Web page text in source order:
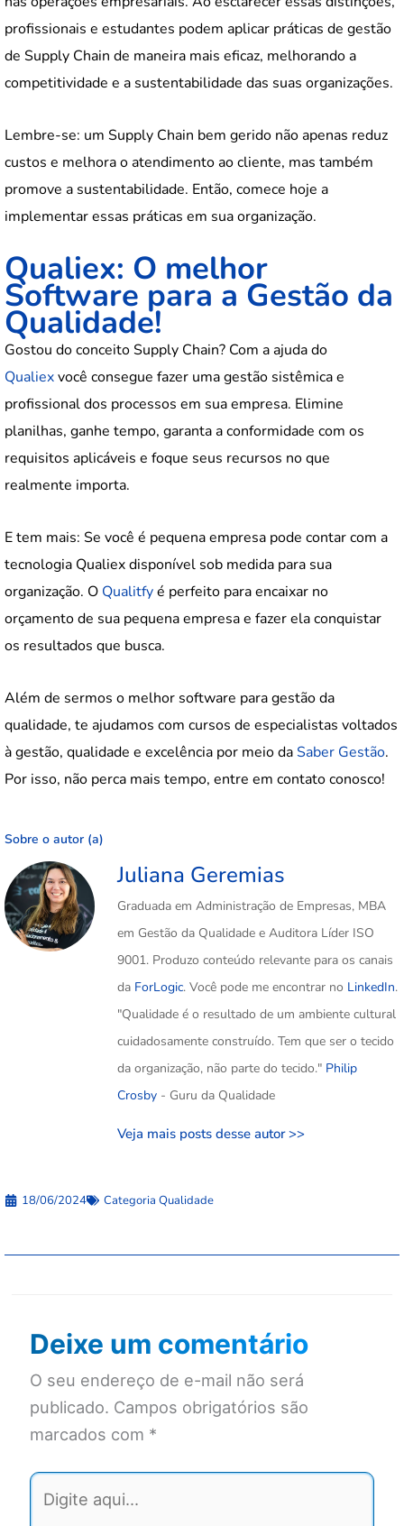
profissionais e estudantes podem aplicar práticas de gestão
de Supply Chain de maneira mais eficaz, melhorando a
competitividade e a sustentabilidade das suas organizações.
Lembre-se: um Supply Chain bem gerido não apenas reduz
custos e melhora o atendimento ao cliente, mas também
promove a sustentabilidade. Então, comece hoje a
implementar essas práticas em sua organização.
Qualiex: O melhor
Software para a Gestão da
Qualidade!
Gostou do conceito Supply Chain? Com a ajuda do
Qualiexvocê consegue fazer uma gestão sistêmica e
profissional dos processos em sua empresa. Elimine
planilhas, ganhe tempo, garanta a conformidade com os
requisitos aplicáveis e foque seus recursos no que
realmente importa.
E tem mais: Se você é pequena empresa pode contar com a
tecnologia Qualiex disponível sob medida para sua
organização. O Qualitfyé perfeito para encaixar no
orçamento de sua pequena empresa e fazer ela conquistar
os resultados que busca.
Além de sermos o melhor software para gestão da
qualidade, te ajudamos com cursos de especialistas voltados
à gestão, qualidade e excelência por meio daSaber Gestão.
Por isso, não perca mais tempo, entre em contato conosco!
Sobre o autor (a)
Juliana Geremias
Graduada em Administração de Empresas, MBA
em Gestão da Qualidade e Auditora Líder ISO
9001. Produzo conteúdo relevante para os canais
da ForLogic. Você pode me encontrar no LinkedIn.
"Qualidade é o resultado de um ambiente cultural
cuidadosamente construído. Tem que ser o tecido
da organização, não parte do tecido." Philip
Crosby - Guru da Qualidade
Veja mais posts desse autor >>
18/06/2024 Categoria Qualidade
Deixe um comentário
O seu endereço de e-mail não será
publicado. Campos obrigatórios são
marcados com *
Digite
aqui...